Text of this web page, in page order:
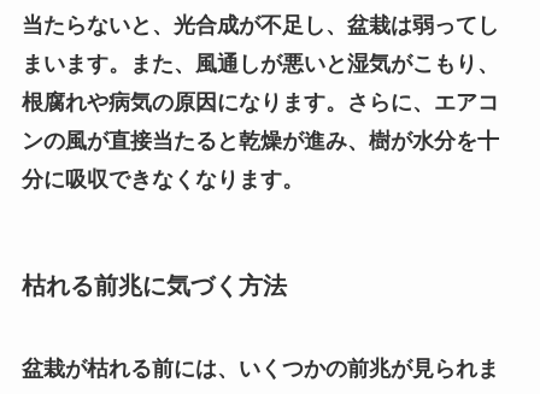
当たらないと、光合成が不足し、盆栽は弱ってし
まいます。また、風通しが悪いと湿気がこもり、
根腐れや病気の原因になります。さらに、エアコ
ンの風が直接当たると乾燥が進み、樹が水分を十
分に吸収できなくなります。
枯れる前兆に気づく方法
盆栽が枯れる前には、いくつかの前兆が見られま